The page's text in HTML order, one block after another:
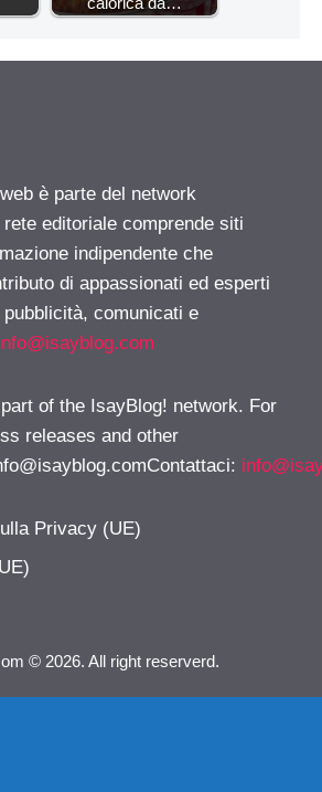
è parte del network
editoriale comprende siti
indipendente che
di appassionati ed esperti
comunicati e
of the IsayBlog! network. For
releases and other
:
Privacy (UE)
© 2026. All right reserverd.